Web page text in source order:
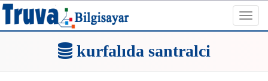
kurfalıda santralci